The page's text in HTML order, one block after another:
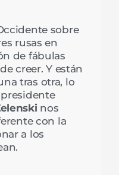
sobre
rusas en
de fábulas
creer. Y están
‎tras otra, lo
nos
con la
a los